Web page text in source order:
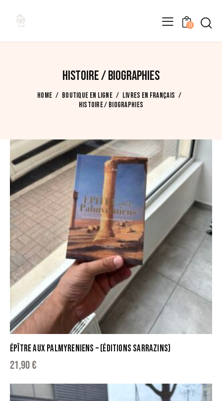
0
HISTOIRE / BIOGRAPHIES
HOME BOUTIQUE EN LIGNE
LIVRES EN FRANÇAIS
HISTOIRE / BIOGRAPHIES
du
au
ancien
ÉPÎTRE AUX PALMYRENIENS – (ÉDITIONS SARRAZINS)
21,90€